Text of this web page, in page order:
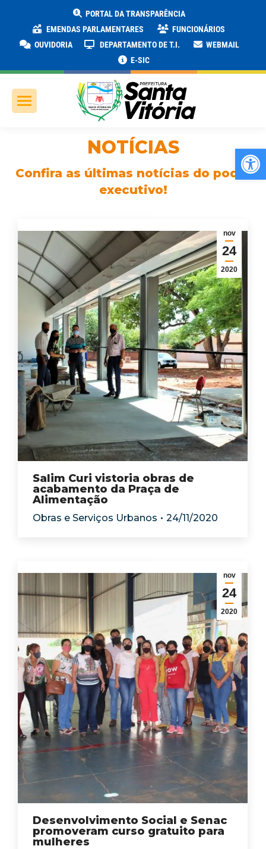
PORTAL DA TRANSPARÊNCIA
EMENDAS PARLAMENTARES
FUNCIONÁRIOS
OUVIDORIA
DEPARTAMENTO DE T.I.
WEBMAIL
E-SIC
NOTÍCIAS
Confira as últimas notícias do poder
executivo!
nov
24
2020
Salim Curi vistoria obras de
acabamento da Praça de
Alimentação
Obras e Serviços Urbanos 24/11/2020
nov
24
2020
Desenvolvimento Social e Senac
promoveram curso gratuito para
mulheres